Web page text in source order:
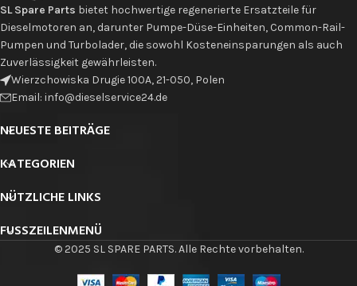
SL Spare Parts bietet hochwertige regenerierte Ersatzteile für
Dieselmotoren an, darunter Pumpe-Düse-Einheiten, Common-Rail-
Pumpen und Turbolader, die sowohl Kosteneinsparungen als auch
Zuverlässigkeit gewährleisten.
Wierzchowiska Drugie 100A, 21-050, Polen
Email: info@dieselservice24.de
NEUESTE BEITRÄGE
KATEGORIEN
NÜTZLICHE LINKS
FUSSZEILENMENÜ
© 2025 SL SPARE PARTS. Alle Rechte vorbehalten.